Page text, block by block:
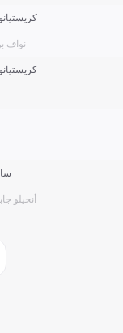
نواف
أنجيلو